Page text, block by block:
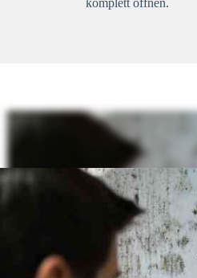
komplett öffnen.